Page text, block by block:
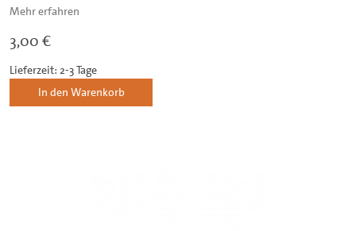
Mehr erfahren
3,00 €
Lieferzeit: 2-3 Tage
In den Warenkorb